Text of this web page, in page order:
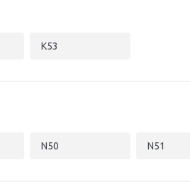
K53
N50 N51